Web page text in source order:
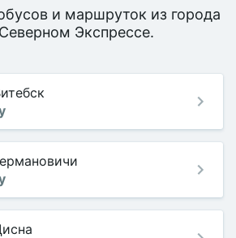
и маршруток из города
Экспрессе.